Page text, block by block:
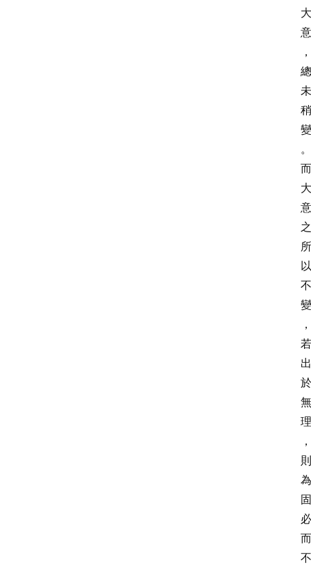
大
意
，
總
未
稍
變
。
而
大
意
之
所
以
不
變
，
若
出
於
無
理
，
則
為
固
必
而
不